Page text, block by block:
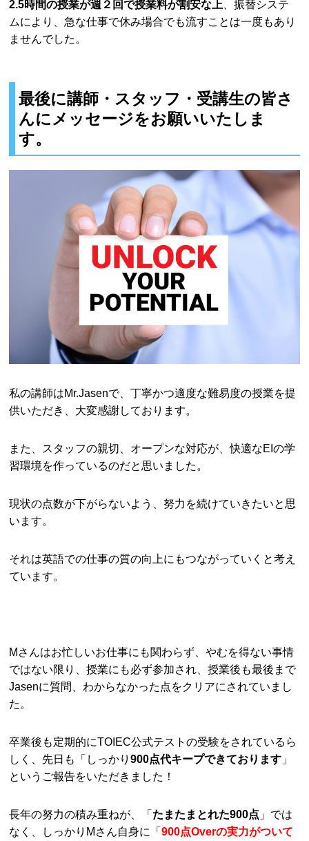
2.5時間の授業が週２回で授業料が割安な上 、振替システ
ムにより、急な仕事で休み場合でも流すことは一度もあり
ませんでした。
最後に講師・スタッフ・受講生の皆さ
んにメッセージをお願いいたしま
す。
私の講師はMr.Jasenで、丁寧かつ適度な難易度の授業を提
供いただき、大変感謝しております。
また、スタッフの親切、オープンな対応が、快適なEIの学
習環境を作っているのだと思いました。
現状の点数が下がらないよう、努力を続けていきたいと思
います。
それは英語での仕事の質の向上にもつながっていくと考え
ています。
Mさんはお忙しいお仕事にも関わらず、やむを得ない事情
ではない限り、授業にも必ず参加され、授業後も最後まで
Jasenに質問、わからなかった点をクリアにされていまし
た。
卒業後も定期的にTOIEC公式テストの受験をされているら
しく、先日も「しっかり900点代キープできております 」
というご報告をいただきました！
長年の努力の積み重ねが、「たまたまとれた900点 」では
なく、しっかりMさん自身に「900点Overの実力がついて